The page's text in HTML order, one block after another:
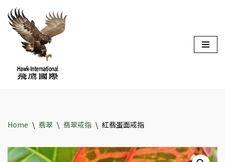
Skip
content
Home \ 翡翠 \ 翡翠戒指 \ 紅翡蛋面戒指